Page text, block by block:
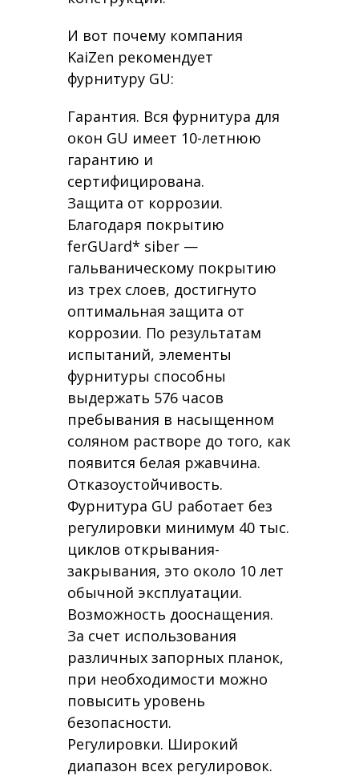
И вот почему компания
KaiZen рекомендует
фурнитуру GU:
Гарантия. Вся фурнитура для
окон GU имеет 10-летнюю
гарантию и
сертифицирована.
Защита от коррозии.
Благодаря покрытию
ferGUard* siber —
гальваническому покрытию
из трех слоев, достигнуто
оптимальная защита от
коррозии. По результатам
испытаний, элементы
фурнитуры способны
выдержать 576 часов
пребывания в насыщенном
соляном растворе до того, как
появится белая ржавчина.
Отказоустойчивость.
Фурнитура GU работает без
регулировки минимум 40 тыс.
циклов открывания-
закрывания, это около 10 лет
обычной эксплуатации.
Возможность дооснащения.
За счет использования
различных запорных планок,
при необходимости можно
повысить уровень
безопасности.
Регулировки. Широкий
диапазон всех регулировок.